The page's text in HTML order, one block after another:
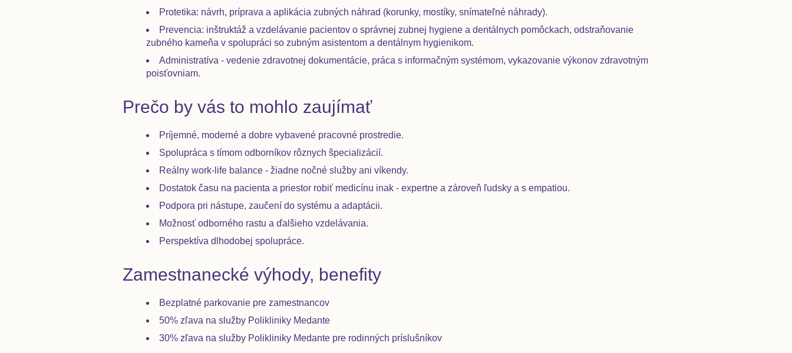
Protetika: návrh, príprava a aplikácia zubných náhrad (korunky, mostíky, snímateľné náhrady).
Prevencia: inštruktáž a vzdelávanie pacientov o správnej zubnej hygiene a dentálnych pomôckach, odstraňovanie
zubného kameňa v spolupráci so zubným asistentom a dentálnym hygienikom.
Administratíva - vedenie zdravotnej dokumentácie, práca s informačným systémom, vykazovanie výkonov zdravotným
poisťovniam.
Prečo by vás to mohlo zaujímať
Príjemné, moderné a dobre vybavené pracovné prostredie.
Spolupráca s tímom odborníkov rôznych špecializácií.
Reálny work-life balance - žiadne nočné služby ani víkendy.
Dostatok času na pacienta a priestor robiť medicínu inak - expertne a zároveň ľudsky a s empatiou.
Podpora pri nástupe, zaučení do systému a adaptácii.
Možnosť odborného rastu a ďalšieho vzdelávania.
Perspektíva dlhodobej spolupráce.
Zamestnanecké výhody, benefity
Bezplatné parkovanie pre zamestnancov
50% zľava na služby Polikliniky Medante
30% zľava na služby Polikliniky Medante pre rodinných príslušníkov